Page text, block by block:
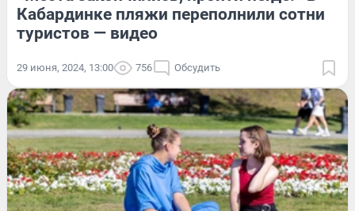
Кабардинке пляжи переполнили сотни
туристов — видео
29 июня, 2024, 13:00 756 Обсудить